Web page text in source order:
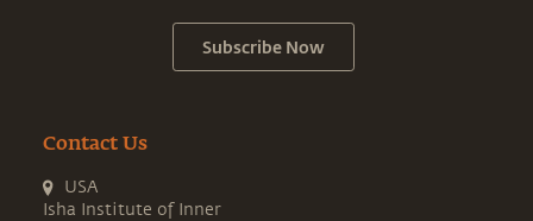
Subscribe Now
Contact Us
USA
Isha Institute of Inner